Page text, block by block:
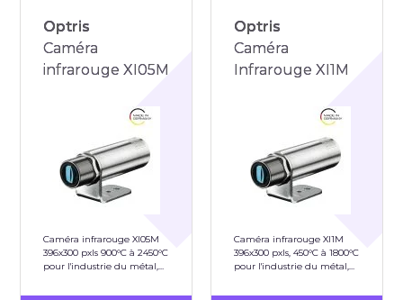
Optris
Caméra
infrarouge XI05M
Caméra infrarouge XI05M
396x300 pxls 900°C à 2450°C
pour l'industrie du métal,
Optris
Caméra
Infrarouge XI1M
Caméra infrarouge XI1M
396x300 pxls, 450°C à 1800°C
pour l'industrie du métal,